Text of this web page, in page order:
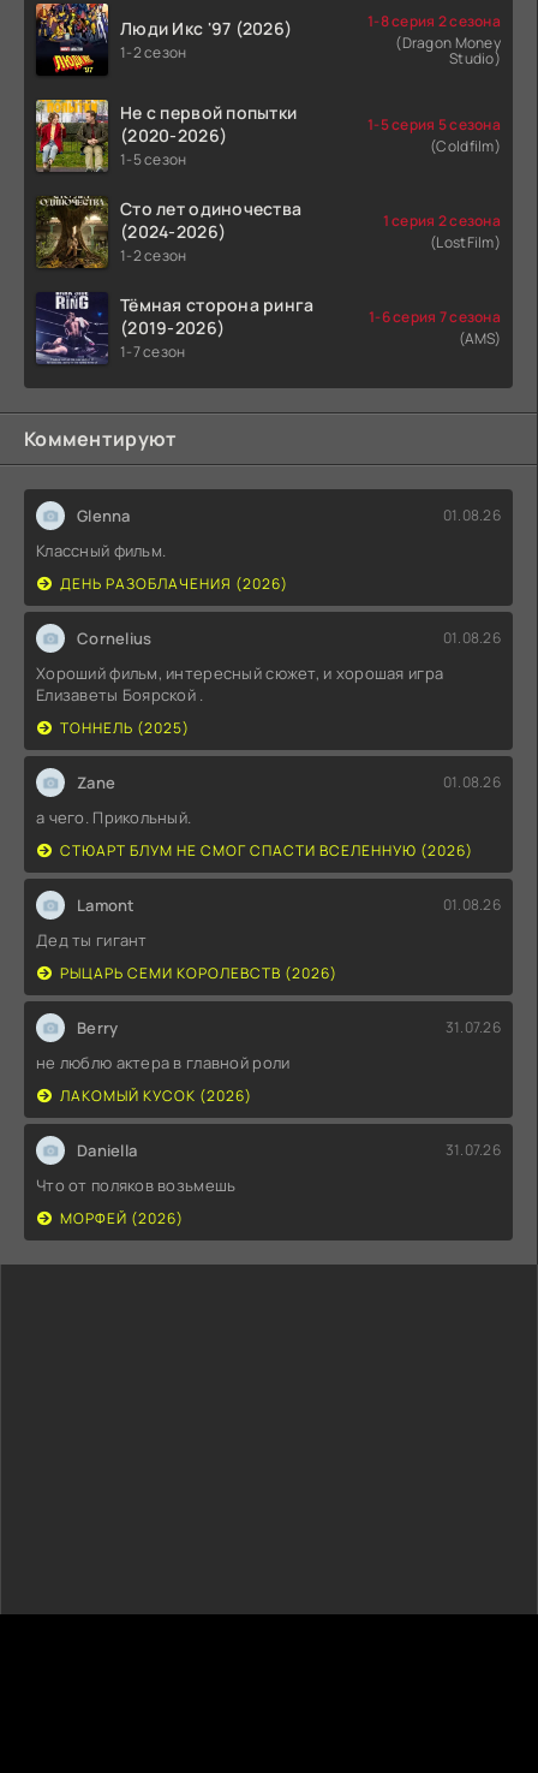
Люди Икс '97 (2026)
1-2 сезон
1-8 серия 2 сезона
(Dragon Money
Studio)
Не с первой попытки
(2020-2026)
1-5 сезон
1-5 серия 5 сезона
(Coldfilm)
Сто лет одиночества
(2024-2026)
1-2 сезон
1 серия 2 сезона
(LostFilm)
Тёмная сторона ринга
(2019-2026)
1-7 сезон
1-6 серия 7 сезона
(AMS)
Комментируют
Glenna 01.08.26
Классный фильм.
ДЕНЬ РАЗОБЛАЧЕНИЯ (2026)
Cornelius 01.08.26
Хороший фильм, интересный сюжет, и хорошая игра
Елизаветы Боярской .
ТОННЕЛЬ (2025)
Zane 01.08.26
а чего. Прикольный.
СТЮАРТ БЛУМ НЕ СМОГ СПАСТИ ВСЕЛЕННУЮ (2026)
Lamont 01.08.26
Дед ты гигант
РЫЦАРЬ СЕМИ КОРОЛЕВСТВ (2026)
Berry 31.07.26
не люблю актера в главной роли
ЛАКОМЫЙ КУСОК (2026)
Daniella 31.07.26
Что от поляков возьмешь
МОРФЕЙ (2026)